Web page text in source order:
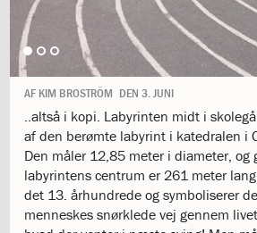
days
1.12:
Let
it
Grow
1.13:
Move
it!
1.14:
Ucycle
We
cycle
AF KIM BROSTRÖM DEN 3. JUNI
..altså i kopi. Labyrinten midt i
af den berømte labyrint i katedralen i
Den måler 12,85 meter i diameter, og
labyrintens centrum er 261 meter
det 13. århundrede og symboliserer
menneskes snørklede vej gennem